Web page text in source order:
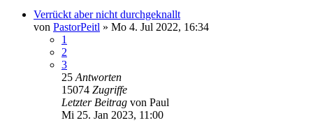
Verrückt aber nicht durchgeknallt
von PastorPeitl » Mo 4. Jul 2022, 16:34
1
2
3
25 Antworten
15074 Zugriffe
Letzter Beitrag von Paul
Mi 25. Jan 2023, 11:00